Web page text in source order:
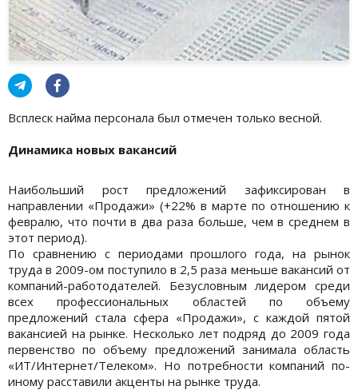
Всплеск найма персонала был отмечен только весной.
Динамика новых вакансий
Наибольший рост предложений зафиксирован в
направлении «Продажи» (+22% в марте по отношению к
февралю, что почти в два раза больше, чем в среднем в
этот период).
По сравнению с периодами прошлого года, на рынок
труда в 2009-ом поступило в 2,5 раза меньше вакансий от
компаний-работодателей. Безусловным лидером среди
всех профессиональных областей по объему
предложений стала сфера «Продажи», с каждой пятой
вакансией на рынке. Несколько лет подряд до 2009 года
первенство по объему предложений занимала область
«ИТ/Интернет/Телеком». Но потребности компаний по-
иному расставили акценты на рынке труда.